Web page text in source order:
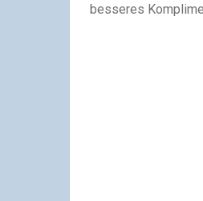
besseres